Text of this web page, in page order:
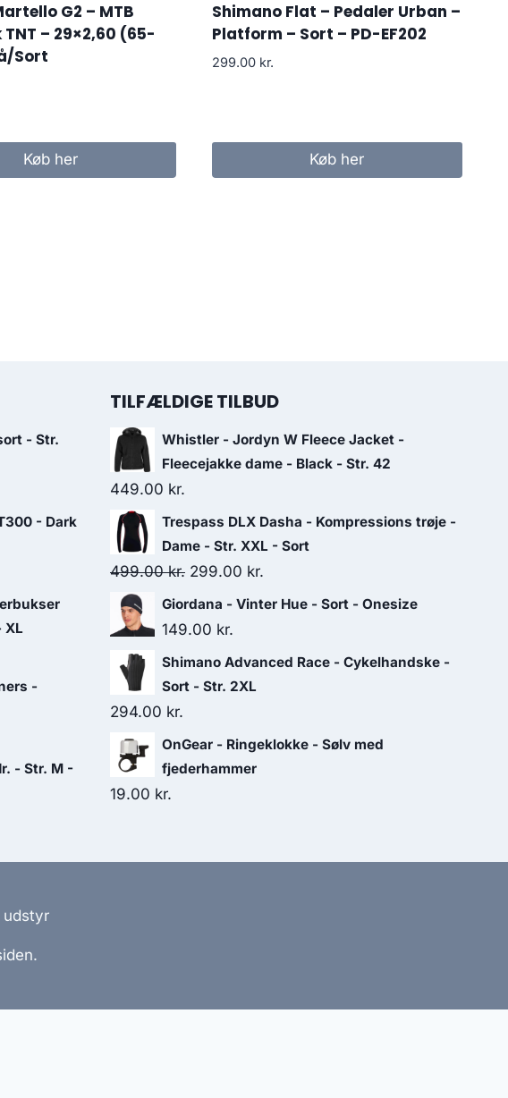
G2 – MTB
– 29×2,60 (65-
Sort
Køb her
Shimano Flat – Pedaler Urban –
Platform – Sort – PD-EF202
299.00 kr.
Køb her
- Str.
- Dark
XL
-
- Str. M -
TILFÆLDIGE TILBUD
Whistler - Jordyn W Fleece Jacket -
Fleecejakke dame - Black - Str. 42
449.00 kr.
Trespass DLX Dasha - Kompressions trøje -
Dame - Str. XXL - Sort
499.00kr. Original
price
was:
299.00 kr.
price
Giordana - Vinter Hue - Sort - Onesize
149.00 kr.
Shimano Advanced Race - Cykelhandske -
Sort - Str. 2XL
294.00 kr.
OnGear - Ringeklokke - Sølv med
fjederhammer
19.00 kr.